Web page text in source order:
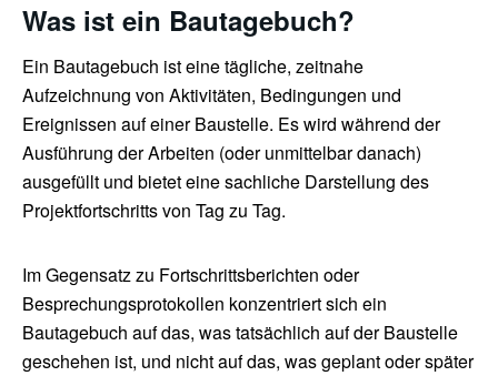
Was ist ein Bautagebuch?
Ein Bautagebuch ist eine tägliche, zeitnahe
Aufzeichnung von Aktivitäten, Bedingungen und
Ereignissen auf einer Baustelle. Es wird während der
Ausführung der Arbeiten (oder unmittelbar danach)
ausgefüllt und bietet eine sachliche Darstellung des
Projektfortschritts von Tag zu Tag.
Im Gegensatz zu Fortschrittsberichten oder
Besprechungsprotokollen konzentriert sich ein
Bautagebuch auf das, was tatsächlich auf der Baustelle
geschehen ist, und nicht auf das, was geplant oder später